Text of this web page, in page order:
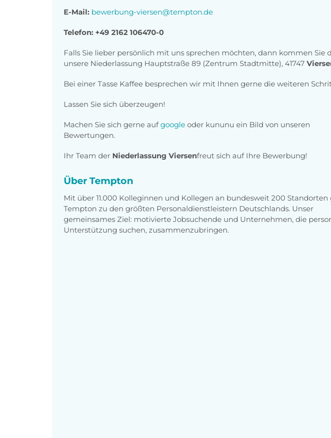
E-Mail: bewerbung-viersen@tempton.de
Telefon: +49 2162 106470-0
Falls Sie lieber persönlich mit uns sprechen möchten, dann kommen Sie
unsere Niederlassung Hauptstraße 89 (Zentrum Stadtmitte), 41747
Bei einer Tasse Kaffee besprechen wir mit Ihnen gerne die weiteren
Lassen Sie sich überzeugen!
Machen Sie sich gerne aufgoogle oder kununu ein Bild von unseren
Bewertungen.
Ihr Team der Niederlassung Viersenfreut sich auf Ihre Bewerbung!
Über Tempton
Mit über 11.000 Kolleginnen und Kollegen an bundesweit 200 Standorten
Tempton zu den größten Personaldienstleistern Deutschlands. Unser
gemeinsames Ziel: motivierte Jobsuchende und Unternehmen, die
Unterstützung suchen, zusammenzubringen.